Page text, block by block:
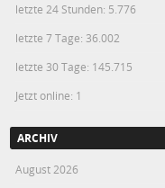
letzte 24 Stunden: 5.776
letzte 7 Tage: 36.002
letzte 30 Tage: 145.715
Jetzt online: 1
ARCHIV
August 2026